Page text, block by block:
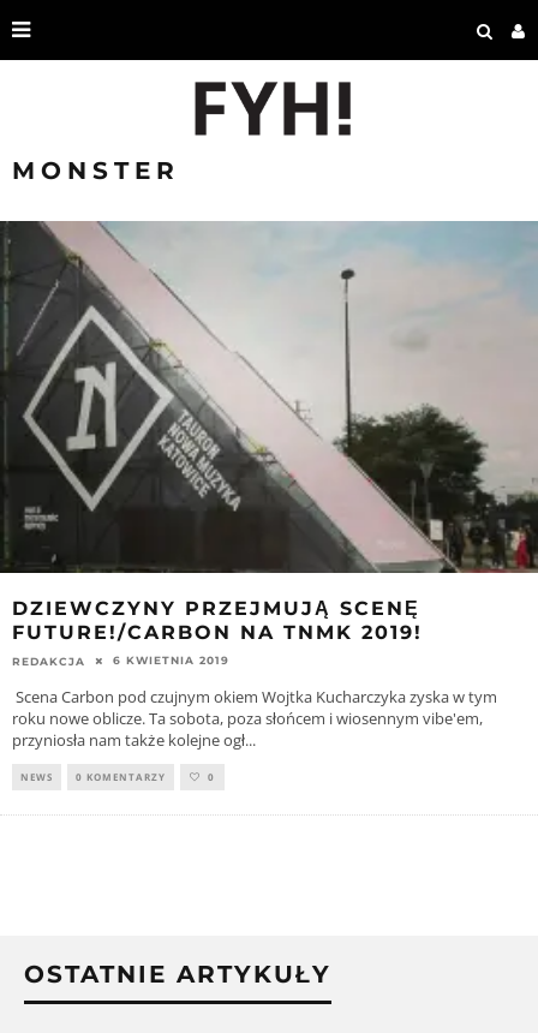
MONSTER
DZIEWCZYNY PRZEJMUJĄ SCENĘ
FUTURE!/CARBON NA TNMK 2019!
REDAKCJA 6 KWIETNIA 2019
Scena Carbon pod czujnym okiem Wojtka Kucharczyka zyska w tym
roku nowe oblicze. Ta sobota, poza słońcem i wiosennym vibe'em,
przyniosła nam także kolejne ogł...
NEWS 0 KOMENTARZY 0
OSTATNIE ARTYKUŁY